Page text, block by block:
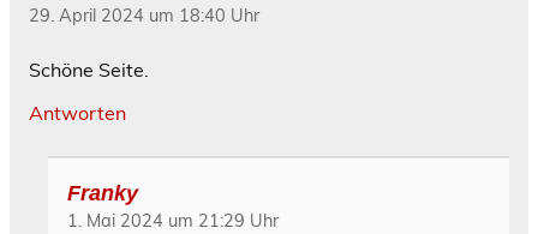
29. April 2024 um 18:40 Uhr
Schöne Seite.
Antworten
Franky
1. Mai 2024 um 21:29 Uhr